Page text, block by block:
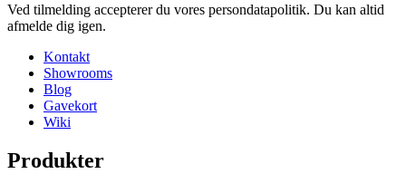
Ved tilmelding accepterer du vores persondatapolitik. Du kan altid
afmelde dig igen.
Kontakt
Showrooms
Blog
Gavekort
Wiki
Produkter